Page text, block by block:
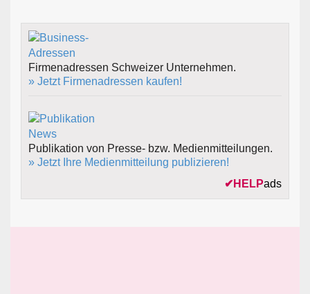
Firmenadressen Schweizer Unternehmen.
» Jetzt Firmenadressen kaufen!
Publikation von Presse- bzw. Medienmitteilungen.
» Jetzt Ihre Medienmitteilung publizieren!
✔ HELPads